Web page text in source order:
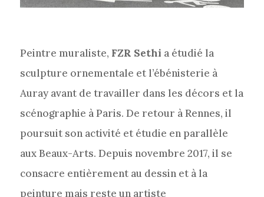
Peintre muraliste, FZR Sethi a étudié la
sculpture ornementale et l’ébénisterie à
Auray avant de travailler dans les décors et la
scénographie à Paris. De retour à Rennes, il
poursuit son activité et étudie en parallèle
aux Beaux-Arts. Depuis novembre 2017, il se
consacre entièrement au dessin et à la
peinture mais reste un artiste